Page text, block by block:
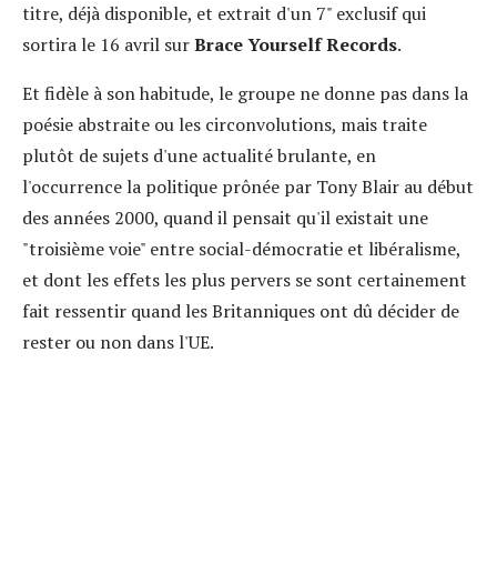
titre, déjà disponible, et extrait d'un 7" exclusif qui
sortira le 16 avril surBrace Yourself Records.
Et fidèle à son habitude, le groupe ne donne pas dans la
poésie abstraite ou les circonvolutions, mais traite
plutôt de sujets d'une actualité brulante, en
l'occurrence la politique prônée par Tony Blair au début
des années 2000, quand il pensait qu'il existait une
"troisième voie" entre social-démocratie et libéralisme,
et dont les effets les plus pervers se sont certainement
fait ressentir quand les Britanniques ont dû décider de
rester ou non dans l'UE.